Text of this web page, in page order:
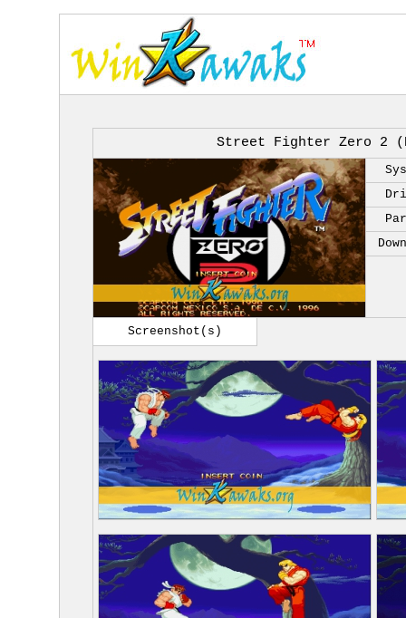
Street Fighter Zero 2
Screenshot(s)